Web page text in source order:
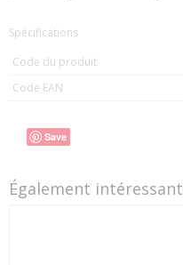
Spécifications
Code du produit
Code EAN
Save
Également intéressant